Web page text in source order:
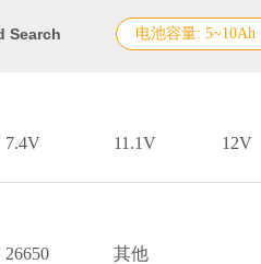
Search 电池容量: 5~10Ah
7.4V 11.1V 12V
26650 其他